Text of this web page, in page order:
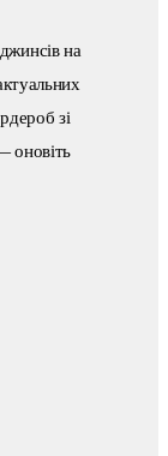
на
зі
оновіть